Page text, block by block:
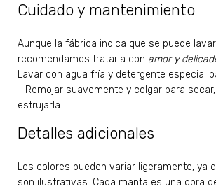
Cuidado y mantenimiento
Aunque la fábrica indica que se puede
recomendamos tratarla con amor y
Lavar con agua fría y detergente especial
- Remojar suavemente y colgar para
estrujarla.
Detalles adicionales
Los colores pueden variar ligeramente, ya
son ilustrativas. Cada manta es una obra